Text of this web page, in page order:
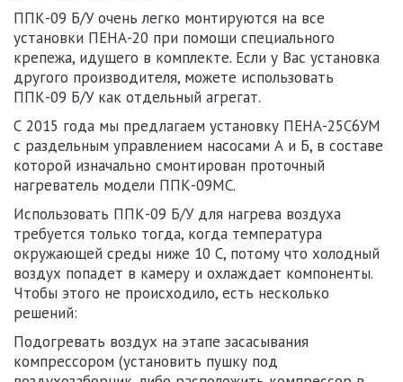
ППК-09 Б/Уочень легко монтируются на все
установки ПЕНА-20 при помощи специального
крепежа, идущего в комплекте. Если у Вас установка
другого производителя, можете использовать
ППК-09 Б/Укак отдельный агрегат.
С 2015 года мы предлагаем установку ПЕНА-25С6УМ
с раздельным управлением насосами А и Б, в составе
которой изначально смонтирован проточный
нагреватель модели ППК-09МС.
Использовать ППК-09 Б/Удля нагрева воздуха
требуется только тогда, когда температура
окружающей среды ниже 10 С, потому что холодный
воздух попадет в камеру и охлаждает компоненты.
Чтобы этого не происходило, есть несколько
решений:
Подогревать воздух на этапе засасывания
компрессором (установить пушку под